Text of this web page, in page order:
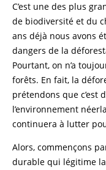
C’est une des plus
de biodiversité et du
ans déjà nous avons
dangers de la
Pourtant, on n’a
forêts. En fait, la
prétendons que c’est
l’environnement
continuera à lutter
Alors, commençons
durable qui légitime